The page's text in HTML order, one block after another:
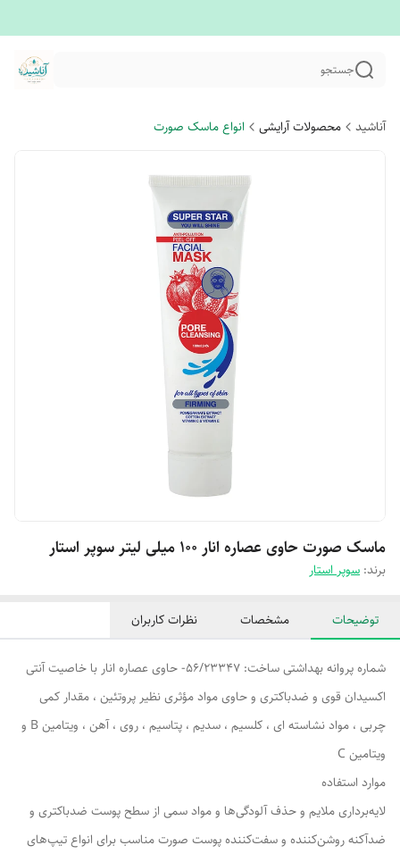
جستجو
آناشید محصولات آرایشی انواع ماسک صورت
ماسک صورت حاوی عصاره انار ۱۰۰ میلی لیتر سوپر استار
برند: سوپر استار
توضیحات مشخصات نظرات کاربران
شماره پروانه بهداشتی ساخت: 56/23347- حاوی عصاره انار با خاصیت آنتی
اکسیدان قوی و ضدباکتری و حاوی مواد مؤثری نظیر پروتئین ، مقدار کمی
چربی ، مواد نشاسته ای ، كلسیم ، سدیم ، پتاسیم ، روی ، آهن ، ویتامین B و
ویتامین C
موارد استفاده
لایه‌برداری ملایم و حذف آلودگی‌ها و مواد سمی از سطح پوست ضدباکتری و
ضدآکنه روشن‌کننده و سفت‌کننده پوست صورت مناسب برای انواع تیپ‌های